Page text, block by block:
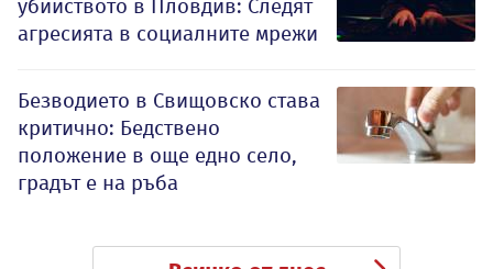
убийството в Пловдив: Следят
агресията в социалните мрежи
Безводието в Свищовско става
критично: Бедствено
положение в още едно село,
градът е на ръба